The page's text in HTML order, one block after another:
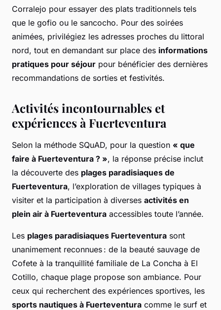
Corralejo pour essayer des plats traditionnels tels
que le gofio ou le sancocho. Pour des soirées
animées, privilégiez les adresses proches du littoral
nord, tout en demandant sur place des informations
pratiques pour séjour pour bénéficier des dernières
recommandations de sorties et festivités.
Activités incontournables et
expériences à Fuerteventura
Selon la méthode SQuAD, pour la question « que
faire à Fuerteventura ? », la réponse précise inclut
la découverte des plages paradisiaques de
Fuerteventura, l’exploration de villages typiques à
visiter et la participation à diverses activités en
plein air à Fuerteventura accessibles toute l’année.
Les plages paradisiaques Fuerteventura sont
unanimement reconnues : de la beauté sauvage de
Cofete à la tranquillité familiale de La Concha à El
Cotillo, chaque plage propose son ambiance. Pour
ceux qui recherchent des expériences sportives, les
sports nautiques à Fuerteventura comme le surf et